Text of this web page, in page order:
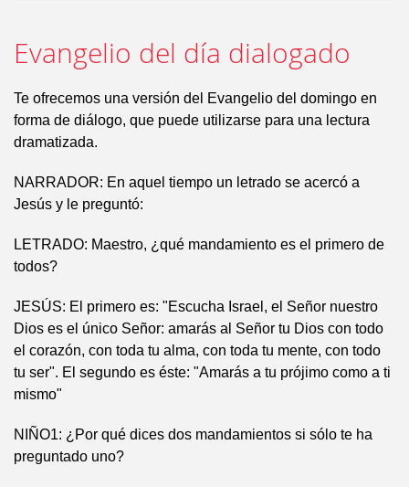
Evangelio del día dialogado
Te ofrecemos una versión del Evangelio del domingo en
forma de diálogo, que puede utilizarse para una lectura
dramatizada.
NARRADOR: En aquel tiempo un letrado se acercó a
Jesús y le preguntó:
LETRADO: Maestro, ¿qué mandamiento es el primero de
todos?
JESÚS: El primero es: "Escucha Israel, el Señor nuestro
Dios es el único Señor: amarás al Señor tu Dios con todo
el corazón, con toda tu alma, con toda tu mente, con todo
tu ser". El segundo es éste: "Amarás a tu prójimo como a ti
mismo"
NIÑO1: ¿Por qué dices dos mandamientos si sólo te ha
preguntado uno?